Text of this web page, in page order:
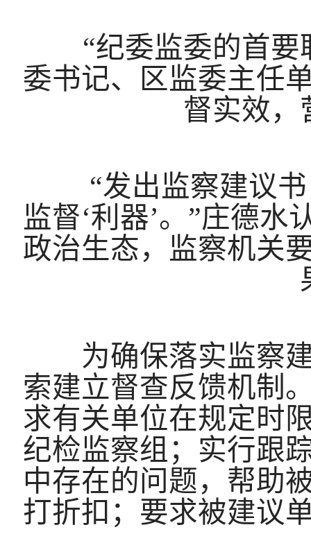
“纪委监委的首要
委书记、区监委主任
督实效，
“发出监察建议书
监督‘利器’。”庄德
政治生态，监察机关
为确保落实监察建
索建立督查反馈机制
求有关单位在规定时
纪检监察组；实行跟
中存在的问题，帮助
打折扣；要求被建议